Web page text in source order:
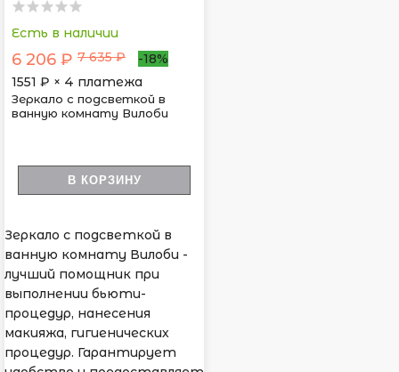
Есть в наличии
6 206 ₽ 7 635 ₽
-18%
1551 ₽ × 4 платежа
Зеркало с подсветкой в
ванную комнату Вилоби
В КОРЗИНУ
Зеркало с подсветкой в
ванную комнату Вилоби -
лучший помощник при
выполнении бьюти-
процедур, нанесения
макияжа, гигиенических
процедур. Гарантирует